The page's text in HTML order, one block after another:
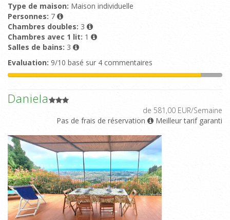
Type de maison: Maison individuelle
Personnes: 7
Chambres doubles: 3
Chambres avec 1 lit: 1
Salles de bains: 3
Evaluation: 9/10 basé sur 4 commentaires
Daniela
de 581,00 EUR/Semaine
Pas de frais de réservation
Meilleur tarif garanti